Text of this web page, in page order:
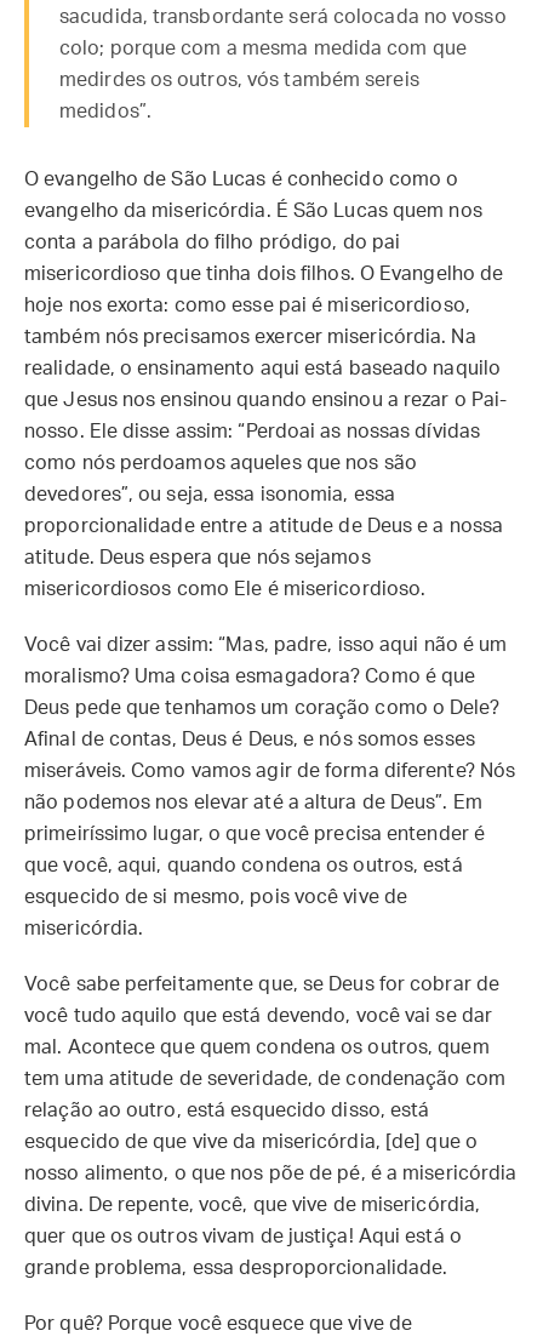
sacudida, transbordante será colocada no vosso
colo; porque com a mesma medida com que
medirdes os outros, vós também sereis
medidos”.
O evangelho de São Lucas é conhecido como o
evangelho da misericórdia. É São Lucas quem nos
conta a parábola do filho pródigo, do pai
misericordioso que tinha dois filhos. O Evangelho de
hoje nos exorta: como esse pai é misericordioso,
também nós precisamos exercer misericórdia. Na
realidade, o ensinamento aqui está baseado naquilo
que Jesus nos ensinou quando ensinou a rezar o Pai-
nosso. Ele disse assim: “Perdoai as nossas dívidas
como nós perdoamos aqueles que nos são
devedores”, ou seja, essa isonomia, essa
proporcionalidade entre a atitude de Deus e a nossa
atitude. Deus espera que nós sejamos
misericordiosos como Ele é misericordioso.
Você vai dizer assim: “Mas, padre, isso aqui não é um
moralismo? Uma coisa esmagadora? Como é que
Deus pede que tenhamos um coração como o Dele?
Afinal de contas, Deus é Deus, e nós somos esses
miseráveis. Como vamos agir de forma diferente? Nós
não podemos nos elevar até a altura de Deus”. Em
primeiríssimo lugar, o que você precisa entender é
que você, aqui, quando condena os outros, está
esquecido de si mesmo, pois você vive de
misericórdia.
Você sabe perfeitamente que, se Deus for cobrar de
você tudo aquilo que está devendo, você vai se dar
mal. Acontece que quem condena os outros, quem
tem uma atitude de severidade, de condenação com
relação ao outro, está esquecido disso, está
esquecido de que vive da misericórdia, [de] que o
nosso alimento, o que nos põe de pé, é a misericórdia
divina. De repente, você, que vive de misericórdia,
quer que os outros vivam de justiça! Aqui está o
grande problema, essa desproporcionalidade.
Por quê? Porque você esquece que vive de